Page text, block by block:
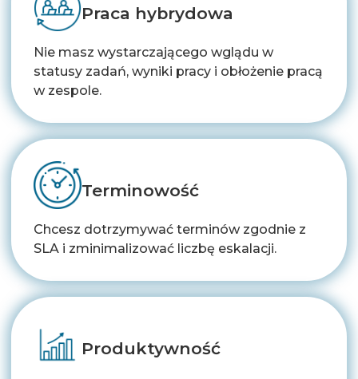
Praca hybrydowa
Nie masz wystarczającego wglądu w
statusy zadań, wyniki pracy i obłożenie pracą
w zespole.
Terminowość
Chcesz dotrzymywać terminów zgodnie z
SLA i zminimalizować liczbę eskalacji.
Produktywność